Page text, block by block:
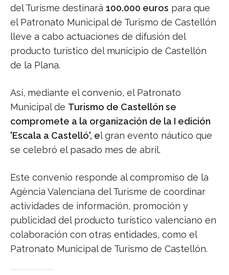
del Turisme destinará 100.000 euros para que
el Patronato Municipal de Turismo de Castellón
lleve a cabo actuaciones de difusión del
producto turístico del municipio de Castellón
de la Plana.
Así, mediante el convenio, el Patronato
Municipal de Turismo de Castellón se
compromete a la organización de la I edición
'Escala a Castelló', el gran evento náutico que
se celebró el pasado mes de abril.
Este convenio responde al compromiso de la
Agència Valenciana del Turisme de coordinar
actividades de información, promoción y
publicidad del producto turístico valenciano en
colaboración con otras entidades, como el
Patronato Municipal de Turismo de Castellón.